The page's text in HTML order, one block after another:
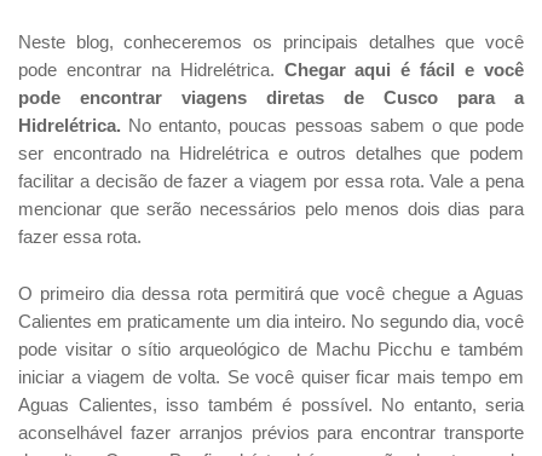
Neste blog, conheceremos os principais detalhes que você
pode encontrar na Hidrelétrica. Chegar aqui é fácil e você
pode encontrar viagens diretas de Cusco para a
Hidrelétrica. No entanto, poucas pessoas sabem o que pode
ser encontrado na Hidrelétrica e outros detalhes que podem
facilitar a decisão de fazer a viagem por essa rota. Vale a pena
mencionar que serão necessários pelo menos dois dias para
fazer essa rota.
O primeiro dia dessa rota permitirá que você chegue a Aguas
Calientes em praticamente um dia inteiro. No segundo dia, você
pode visitar o sítio arqueológico de Machu Picchu e também
iniciar a viagem de volta. Se você quiser ficar mais tempo em
Aguas Calientes, isso também é possível. No entanto, seria
aconselhável fazer arranjos prévios para encontrar transporte